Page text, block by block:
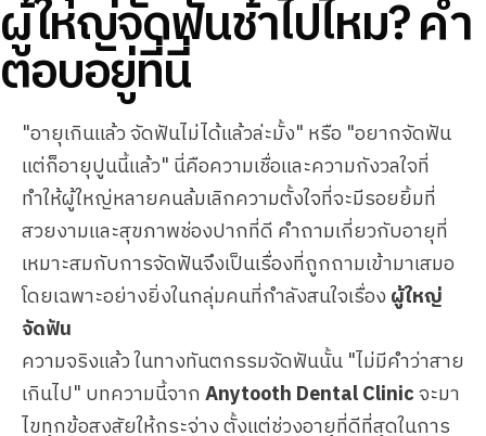
ผู้ใหญ่จัดฟันช้าไปไหม? คำ
ตอบอยู่ที่นี่
"อายุเกินแล้ว จัดฟันไม่ได้แล้วล่ะมั้ง" หรือ "อยากจัดฟัน
แต่ก็อายุปูนนี้แล้ว" นี่คือความเชื่อและความกังวลใจที่
ทำให้ผู้ใหญ่หลายคนล้มเลิกความตั้งใจที่จะมีรอยยิ้มที่
สวยงามและสุขภาพช่องปากที่ดี คำถามเกี่ยวกับอายุที่
เหมาะสมกับการจัดฟันจึงเป็นเรื่องที่ถูกถามเข้ามาเสมอ
โดยเฉพาะอย่างยิ่งในกลุ่มคนที่กำลังสนใจเรื่อง ผู้ใหญ่
จัดฟัน
ความจริงแล้ว ในทางทันตกรรมจัดฟันนั้น "ไม่มีคำว่าสาย
เกินไป" บทความนี้จากAnytooth Dental Clinicจะมา
ไขทุกข้อสงสัยให้กระจ่าง ตั้งแต่ช่วงอายุที่ดีที่สุดในการ